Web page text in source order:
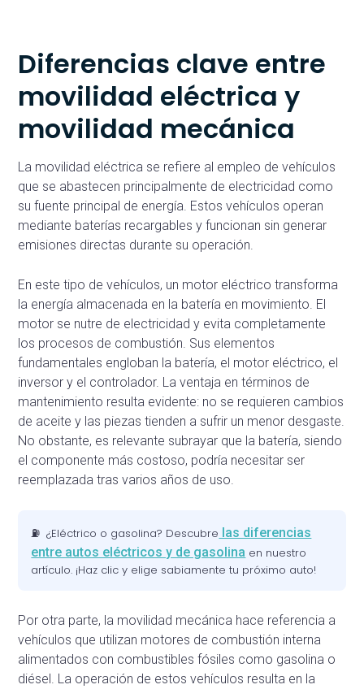
Diferencias clave entre
movilidad eléctrica y
movilidad mecánica
La movilidad eléctrica se refiere al empleo de vehículos
que se abastecen principalmente de electricidad como
su fuente principal de energía. Estos vehículos operan
mediante baterías recargables y funcionan sin generar
emisiones directas durante su operación.
En este tipo de vehículos, un motor eléctrico transforma
la energía almacenada en la batería en movimiento. El
motor se nutre de electricidad y evita completamente
los procesos de combustión. Sus elementos
fundamentales engloban la batería, el motor eléctrico, el
inversor y el controlador. La ventaja en términos de
mantenimiento resulta evidente: no se requieren cambios
de aceite y las piezas tienden a sufrir un menor desgaste.
No obstante, es relevante subrayar que la batería, siendo
el componente más costoso, podría necesitar ser
reemplazada tras varios años de uso.
⛽️ ¿Eléctrico o gasolina? Descubre las diferencias
entre autos eléctricos y de gasolina en nuestro
artículo. ¡Haz clic y elige sabiamente tu próximo auto!
Por otra parte, la movilidad mecánica hace referencia a
vehículos que utilizan motores de combustión interna
alimentados con combustibles fósiles como gasolina o
diésel. La operación de estos vehículos resulta en la